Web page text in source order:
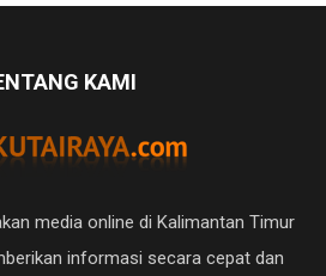
KAMI
media online di Kalimantan Timur
informasi secara cepat dan